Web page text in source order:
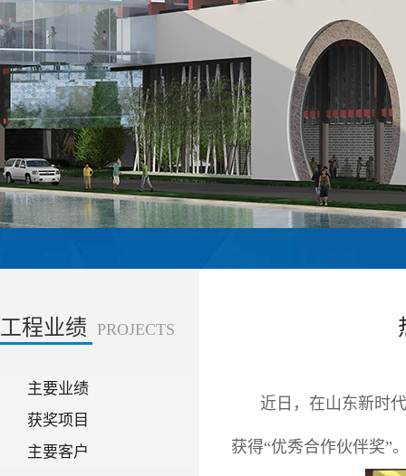
工程业绩 PROJECTS
主要业绩
获奖项目
主要客户
近日，在山东新时
获得“优秀合作伙伴奖”